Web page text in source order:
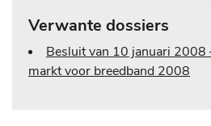
Verwante dossiers
Besluit van 10 januari 2008
markt voor breedband 2008